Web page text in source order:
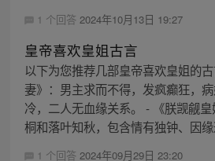
1 个回答 2024年10月13日 19:27
皇帝喜欢皇姐古言
以下为您推荐几部皇帝喜欢皇姐的
妻》：男主求而不得，发疯癫狂，
冷，二人无血缘关系。 - 《朕觊觎
桐和落叶知秋，包含情有独钟、因
1 个回答 2024年09月29日 23:20